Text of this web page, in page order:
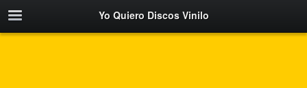
Yo Quiero Discos Vinilo